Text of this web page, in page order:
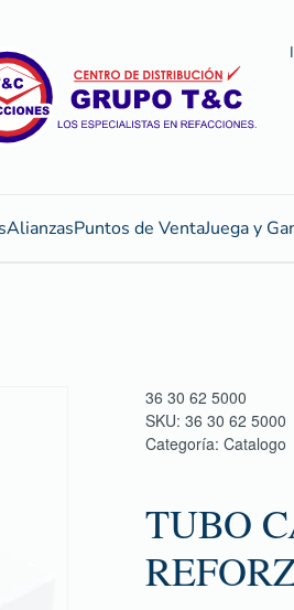
AlianzasPuntos de VentaJuega y
36 30 62 5000
SKU: 36 30 62 5000
Categoría: Catalogo
TUBO